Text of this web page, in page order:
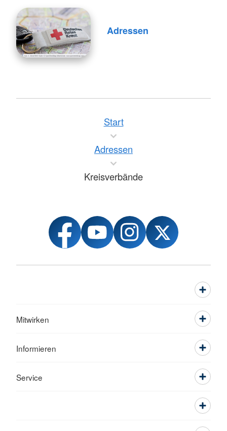
Adressen
Start
Adressen
Kreisverbände
Mitwirken
Informieren
Service